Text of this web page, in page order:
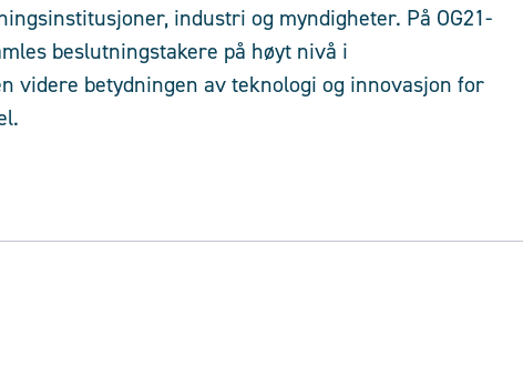
industri og myndigheter. På OG21-
beslutningstakere på høyt nivå i
videre betydningen av teknologi og innovasjon for